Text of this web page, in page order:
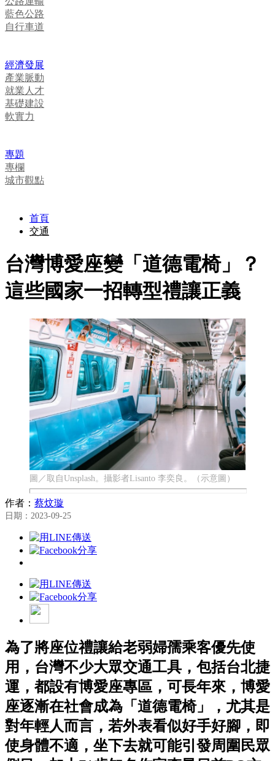
藍色公路
自行車道
經濟發展
產業脈動
就業人才
基礎建設
軟實力
專題
專欄
城市觀點
首頁
交通
台灣博愛座變「道德電椅」？
這些國家一招轉型禮讓正義
圖／取自Unsplash。攝影者Lisanto 李奕良。（示意圖）
作者： 蔡炆璇
日期：2023-09-25
為了將座位禮讓給老弱婦孺乘客優先使
用，台灣不少大眾交通工具，包括台北捷
運，都設有博愛座專區，可長年來，博愛
座逐漸在社會成為「道德電椅」，尤其是
對年輕人而言，若外表看似好手好腳，即
使身體不適，坐下去就可能引發周圍民眾